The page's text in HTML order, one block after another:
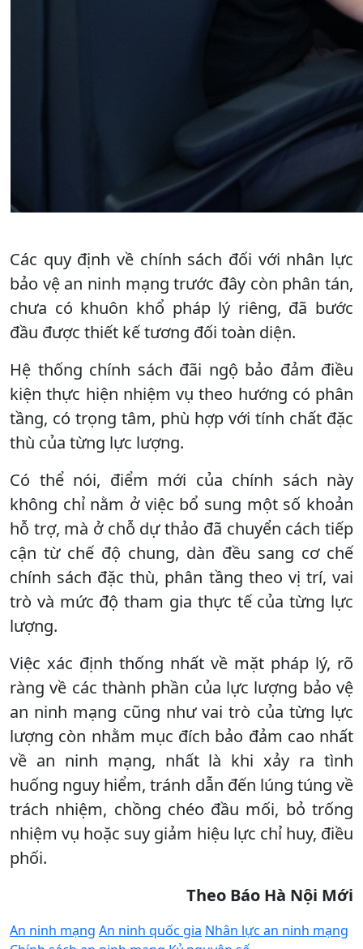
Các quy định về chính sách đối với nhân lực
bảo vệ an ninh mạng trước đây còn phân tán,
chưa có khuôn khổ pháp lý riêng, đã bước
đầu được thiết kế tương đối toàn diện.
Hệ thống chính sách đãi ngộ bảo đảm điều
kiện thực hiện nhiệm vụ theo hướng có phân
tầng, có trọng tâm, phù hợp với tính chất đặc
thù của từng lực lượng.
Có thể nói, điểm mới của chính sách này
không chỉ nằm ở việc bổ sung một số khoản
hỗ trợ, mà ở chỗ dự thảo đã chuyển cách tiếp
cận từ chế độ chung, dàn đều sang cơ chế
chính sách đặc thù, phân tầng theo vị trí, vai
trò và mức độ tham gia thực tế của từng lực
lượng.
Việc xác định thống nhất về mặt pháp lý, rõ
ràng về các thành phần của lực lượng bảo vệ
an ninh mạng cũng như vai trò của từng lực
lượng còn nhằm mục đích bảo đảm cao nhất
về an ninh mạng, nhất là khi xảy ra tình
huống nguy hiểm, tránh dẫn đến lúng túng về
trách nhiệm, chồng chéo đầu mối, bỏ trống
nhiệm vụ hoặc suy giảm hiệu lực chỉ huy, điều
phối.
Theo Báo Hà Nội Mới
An ninh mạng An ninh quốc gia Nhân lực an ninh mạng